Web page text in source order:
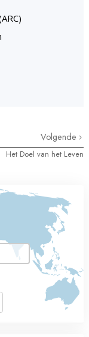
Volgende
Het Doel van het Leven